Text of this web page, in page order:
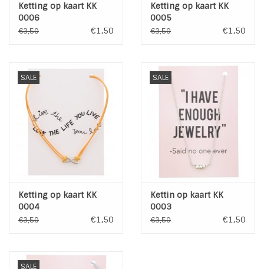
Ketting op kaart KK
0006
€3,50 €1,50
Ketting op kaart KK
0005
€3,50 €1,50
SALE
Ketting op kaart KK
0004
€3,50 €1,50
SALE
Kettin op kaart KK
0003
€3,50 €1,50
SALE